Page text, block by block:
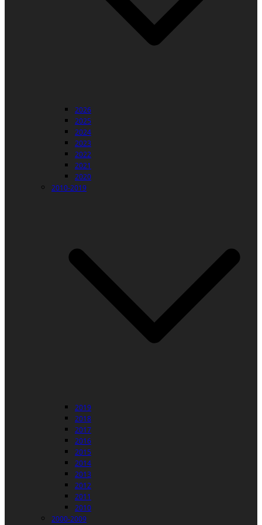
2026
2025
2024
2023
2022
2021
2020
2010-2019
2019
2018
2017
2016
2015
2014
2013
2012
2011
2010
2000-2009